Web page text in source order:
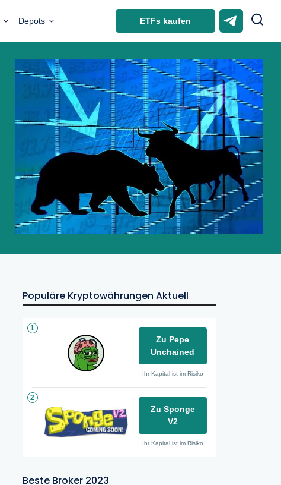
Depots ETFs kaufen
Populäre Kryptowährungen Aktuell
1
Zu Pepe
Unchained
Ihr Kapital ist im Risiko
2
Zu Sponge
V2
Ihr Kapital ist im Risiko
Beste Broker 2023